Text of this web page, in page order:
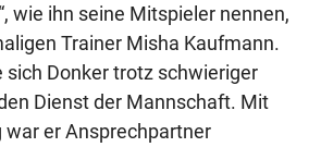
wie ihn seine Mitspieler nennen,
Trainer Misha Kaufmann.
sich Donker trotz schwieriger
Dienst der Mannschaft. Mit
war er Ansprechpartner